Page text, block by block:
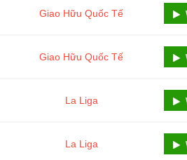
Giao Hữu Quốc Tế
Giao Hữu Quốc Tế
La Liga
La Liga